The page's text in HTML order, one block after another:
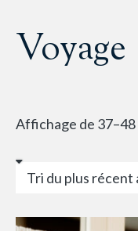
Voyage
Affichage de